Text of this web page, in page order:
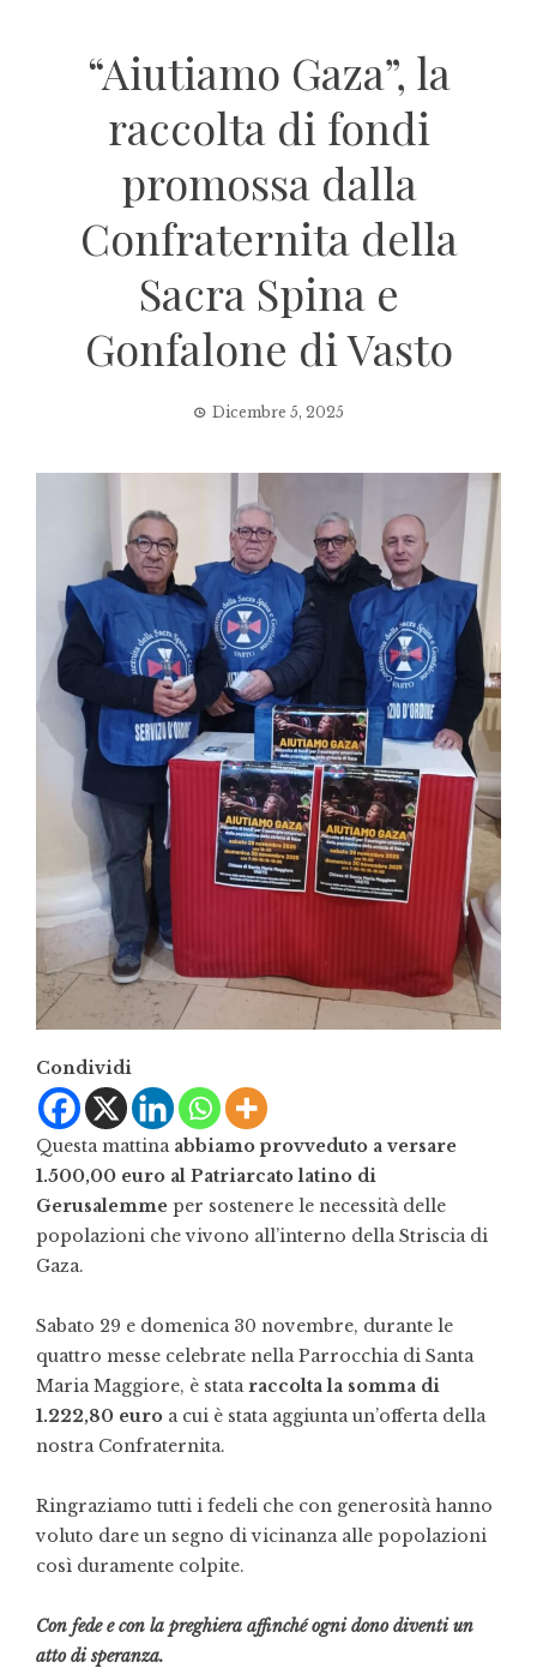
“Aiutiamo Gaza”, la
raccolta di fondi
promossa dalla
Confraternita della
Sacra Spina e
Gonfalone di Vasto
Dicembre 5, 2025
Condividi
Questa mattina abbiamo provveduto a versare
1.500,00 euro al Patriarcato latino di
Gerusalemme per sostenere le necessità delle
popolazioni che vivono all’interno della Striscia di
Gaza.
Sabato 29 e domenica 30 novembre, durante le
quattro messe celebrate nella Parrocchia di Santa
Maria Maggiore, è stataraccolta la somma di
1.222,80 euro a cui è stata aggiunta un’offerta della
nostra Confraternita.
Ringraziamo tutti i fedeli che con generosità hanno
voluto dare un segno di vicinanza alle popolazioni
così duramente colpite.
Con fede e con la preghiera affinché ogni dono diventi un
atto di speranza.